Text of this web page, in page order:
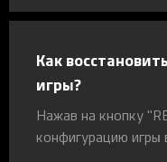
Как
игры?
Нажав на кнопку
конфигурацию игры